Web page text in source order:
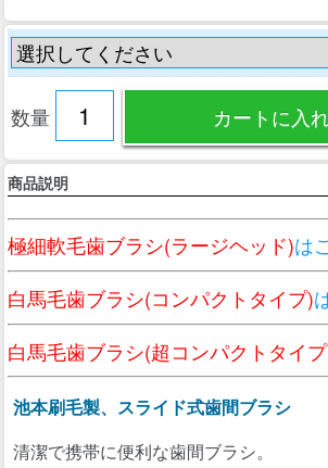
数量
商品説明
極細軟毛歯ブラシ(ラージヘッド)は
白馬毛歯ブラシ(コンパクトタイプ)
白馬毛歯ブラシ(超コンパクトタイ
池本刷毛製、スライド式歯間ブラシ
清潔で携帯に便利な歯間ブラシ。